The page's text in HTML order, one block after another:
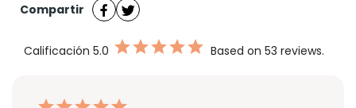
Compartir
Calificación 5.0 Based on 53 reviews.